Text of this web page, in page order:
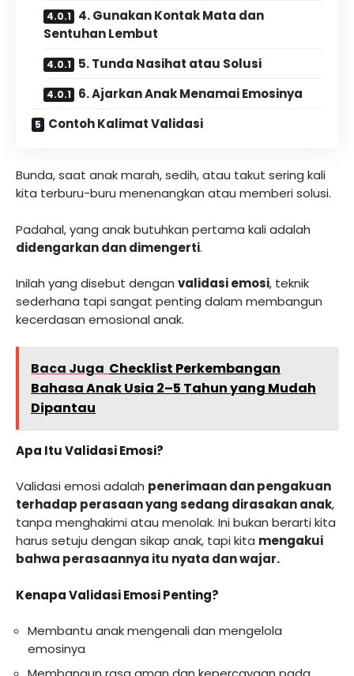
4. Gunakan Kontak Mata dan
Sentuhan Lembut
5. Tunda Nasihat atau Solusi
6. Ajarkan Anak Menamai Emosinya
Contoh Kalimat Validasi
Bunda, saat anak marah, sedih, atau takut sering kali
kita terburu-buru menenangkan atau memberi solusi.
Padahal, yang anak butuhkan pertama kali adalah
didengarkan dan dimengerti.
Inilah yang disebut dengan validasi emosi, teknik
sederhana tapi sangat penting dalam membangun
kecerdasan emosional anak.
Baca Juga Checklist Perkembangan
Bahasa Anak Usia 2–5 Tahun yang Mudah
Dipantau
Apa Itu Validasi Emosi?
Validasi emosi adalah penerimaan dan pengakuan
terhadap perasaan yang sedang dirasakan anak,
tanpa menghakimi atau menolak. Ini bukan berarti kita
harus setuju dengan sikap anak, tapi kita mengakui
bahwa perasaannya itu nyata dan wajar.
Kenapa Validasi Emosi Penting?
Membantu anak mengenali dan mengelola
emosinya